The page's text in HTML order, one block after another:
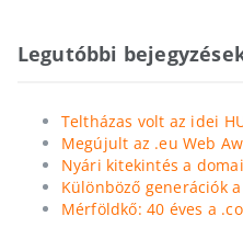
Legutóbbi
Teltházas volt az idei
Megújult az .eu Web
Nyári kitekintés a
Különböző generációk
Mérföldkő: 40 éves a